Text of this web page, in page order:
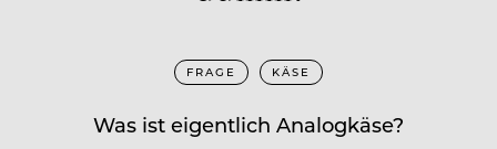
FRAGE KÄSE
Was ist eigentlich Analogkäse?